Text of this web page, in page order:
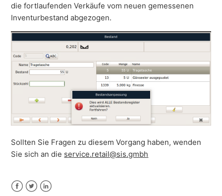
die fortlaufenden Verkäufe vom neuen gemessenen
Inventurbestand abgezogen.
Sollten Sie Fragen zu diesem Vorgang haben, wenden
Sie sich an die service.retail@sis.gmbh